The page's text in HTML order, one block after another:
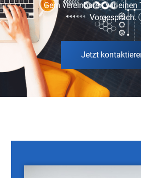
Gern vereinbaren wir einen
Vorgespräch.
Jetzt